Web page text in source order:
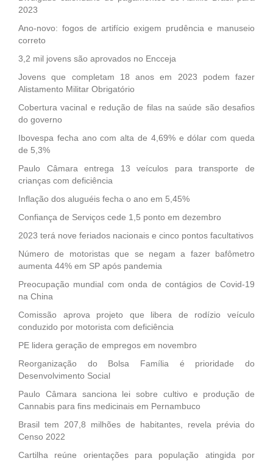
2023
Ano-novo: fogos de artifício exigem prudência e manuseio
correto
3,2 mil jovens são aprovados no Encceja
Jovens que completam 18 anos em 2023 podem fazer
Alistamento Militar Obrigatório
Cobertura vacinal e redução de filas na saúde são desafios
do governo
Ibovespa fecha ano com alta de 4,69% e dólar com queda
de 5,3%
Paulo Câmara entrega 13 veículos para transporte de
crianças com deficiência
Inflação dos aluguéis fecha o ano em 5,45%
Confiança de Serviços cede 1,5 ponto em dezembro
2023 terá nove feriados nacionais e cinco pontos facultativos
Número de motoristas que se negam a fazer bafômetro
aumenta 44% em SP após pandemia
Preocupação mundial com onda de contágios de Covid-19
na China
Comissão aprova projeto que libera de rodízio veículo
conduzido por motorista com deficiência
PE lidera geração de empregos em novembro
Reorganização do Bolsa Família é prioridade do
Desenvolvimento Social
Paulo Câmara sanciona lei sobre cultivo e produção de
Cannabis para fins medicinais em Pernambuco
Brasil tem 207,8 milhões de habitantes, revela prévia do
Censo 2022
Cartilha reúne orientações para população atingida por